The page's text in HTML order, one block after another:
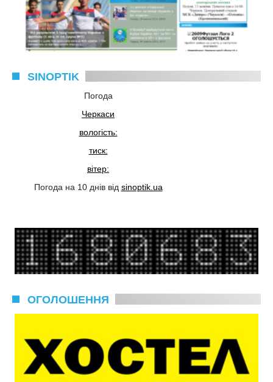
SINOPTIK
Погода
Черкаси
вологість:
тиск:
вітер:
Погода на 10 днів від sinoptik.ua
ОГОЛОШЕННЯ